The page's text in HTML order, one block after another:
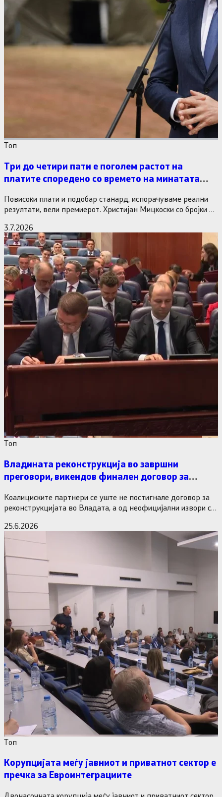
Tоп
Три до четири пати е поголем растот на
платите споредено со времето на минатата
Повисоки плати и подобар станард, испорачуваме реални
резултати, вели премиерот. Христијан Мицкоски со бројки и
3.7.2026
Tоп
Владината реконструкција во завршни
преговори, викендов финален договор за
Коалициските партнери се уште не постигнале договор за
реконструкцијата во Владата, а од неофицијални извори се
25.6.2026
Tоп
Корупцијата меѓу јавниот и приватнот сектор е
пречка за Евроинтеграциите